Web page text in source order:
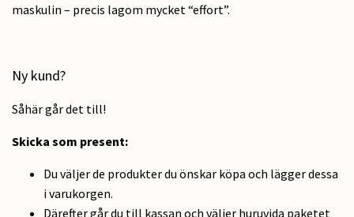
maskulin – precis lagom mycket “effort”.
Ny kund?
Såhär går det till!
Skicka som present:
Du väljer de produkter du önskar köpa och lägger dessa
i varukorgen.
Därefter går du till kassan och väljer huruvida paketet